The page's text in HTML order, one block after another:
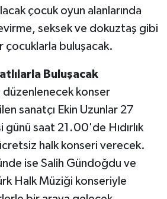
çocuk oyun alanlarında
seksek ve dokuztaş gibi
çocuklarla buluşacak.
Buluşacak
düzenlenecek konser
sanatçı Ekin Uzunlar 27
günü saat 21.00'de Hıdırlık
halk konseri verecek.
ise Salih Gündoğdu ve
Halk Müziği konseriyle